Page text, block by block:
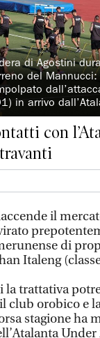
di Agostini
del
in arrivo
con
il
di
Italeng
la trattativa
club orobico e
stagione ha
Under